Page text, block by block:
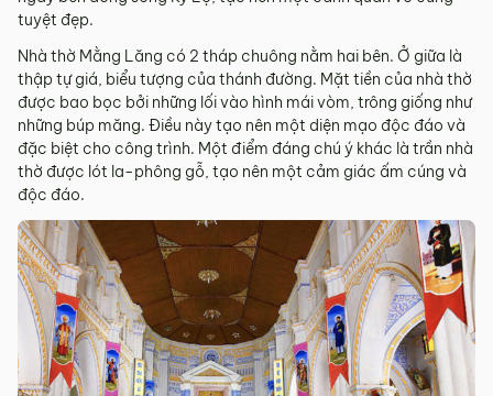
tuyệt đẹp.
Nhà thờ Mằng Lăng có 2 tháp chuông nằm hai bên. Ở giữa là
thập tự giá, biểu tượng của thánh đường. Mặt tiền của nhà thờ
được bao bọc bởi những lối vào hình mái vòm, trông giống như
những búp măng. Điều này tạo nên một diện mạo độc đáo và
đặc biệt cho công trình. Một điểm đáng chú ý khác là trần nhà
thờ được lót la-phông gỗ, tạo nên một cảm giác ấm cúng và
độc đáo.